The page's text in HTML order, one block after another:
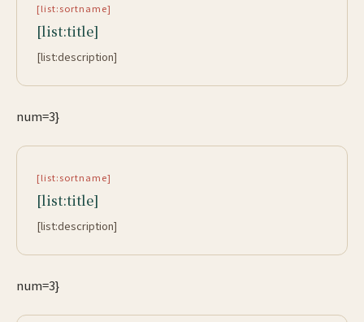
[list:sortname]
[list:title]
[list:description]
num=3}
[list:sortname]
[list:title]
[list:description]
num=3}